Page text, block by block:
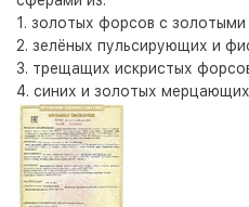
1. золотых форсов с золотыми
2. зелёных пульсирующих и
3. трещащих искристых
4. синих и золотых